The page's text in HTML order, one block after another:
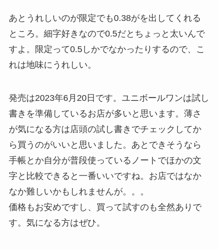
あとうれしいのが限定でも0.38がを出してくれる
ところ。細字好きなので0.5だとちょっと太いんで
すよ。限定って0.5しかでなかったりするので、こ
れは地味にうれしい。
発売は2023年6月20日です。ユニボールワンは試し
書きを準備しているお店が多いと思います。薄さ
が気になる方は店頭の試し書きでチェックしてか
ら買うのがいいと思いました。あとできそうなら
手帳とか自分が普段使っているノートでほかの文
字と比較できると一番いいですね。お店ではなか
なか難しいかもしれませんが。。。
価格もお安めですし、買って試すのも全然ありで
す。気になる方はぜひ。